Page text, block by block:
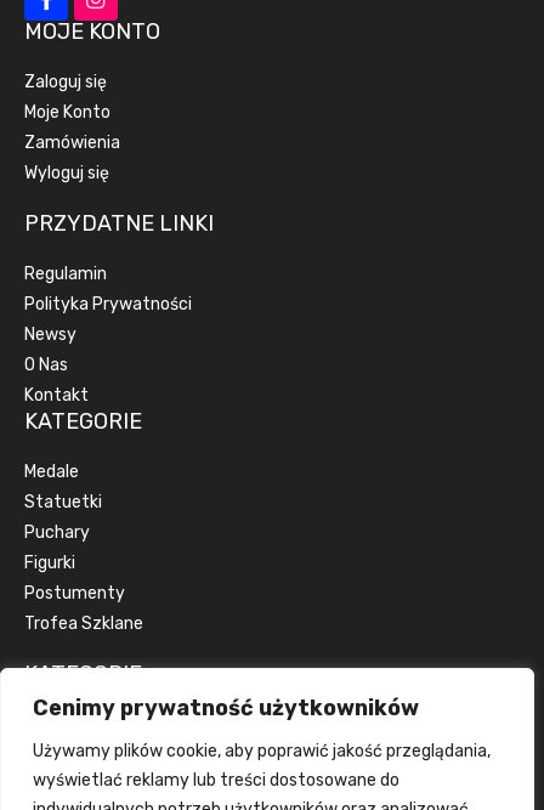
Cenimy prywatność użytkowników
Używamy plików cookie, aby poprawić jakość przeglądania,
wyświetlać reklamy lub treści dostosowane do
MOJE KONTO
Zaloguj się
Moje Konto
Zamówienia
Wyloguj się
PRZYDATNE LINKI
Regulamin
Polityka Prywatności
Newsy
O Nas
Kontakt
KATEGORIE
Medale
Statuetki
Puchary
Figurki
Postumenty
Trofea Szklane
KATEGORIE
Artykuły okolicznościowe
Artykuły reklamowe
Dyplomy